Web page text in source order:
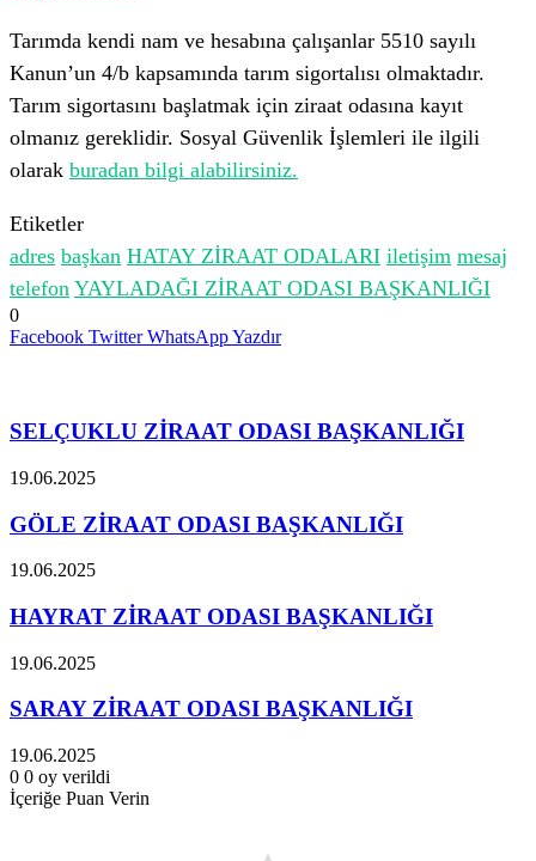
Tarımda kendi nam ve hesabına çalışanlar 5510 sayılı
Kanun’un 4/b kapsamında tarım sigortalısı olmaktadır.
Tarım sigortasını başlatmak için ziraat odasına kayıt
olmanız gereklidir. Sosyal Güvenlik İşlemleri ile ilgili
olarak buradan bilgi alabilirsiniz.
Etiketler
adres başkan HATAY ZİRAAT ODALARI iletişim mesaj
telefon YAYLADAĞI ZİRAAT ODASI BAŞKANLIĞI
0
Facebook Twitter WhatsAppYazdır
SELÇUKLU ZİRAAT ODASI BAŞKANLIĞI
19.06.2025
GÖLE ZİRAAT ODASI BAŞKANLIĞI
19.06.2025
HAYRAT ZİRAAT ODASI BAŞKANLIĞI
19.06.2025
SARAY ZİRAAT ODASI BAŞKANLIĞI
19.06.2025
0 0 oy verildi
İçeriğe Puan Verin